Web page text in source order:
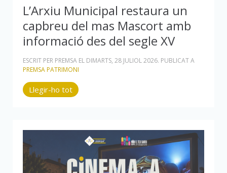
L’Arxiu Municipal restaura un
capbreu del mas Mascort amb
informació des del segle XV
ESCRIT PER PREMSA EL DIMARTS, 28 JULIOL 2026. PUBLICAT A
PREMSA PATRIMONI
Llegir-ho tot